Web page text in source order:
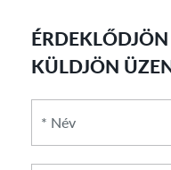
KÜLDJÖN
Név